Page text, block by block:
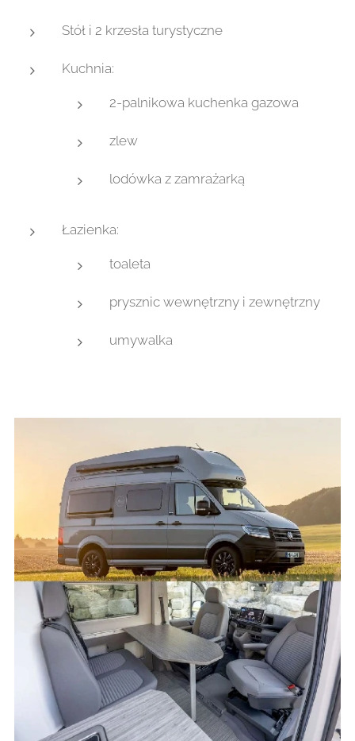
Stół i 2 krzesła turystyczne
Kuchnia:
2-palnikowa kuchenka gazowa
zlew
lodówka z zamrażarką
Łazienka:
toaleta
prysznic wewnętrzny i zewnętrzny
umywalka